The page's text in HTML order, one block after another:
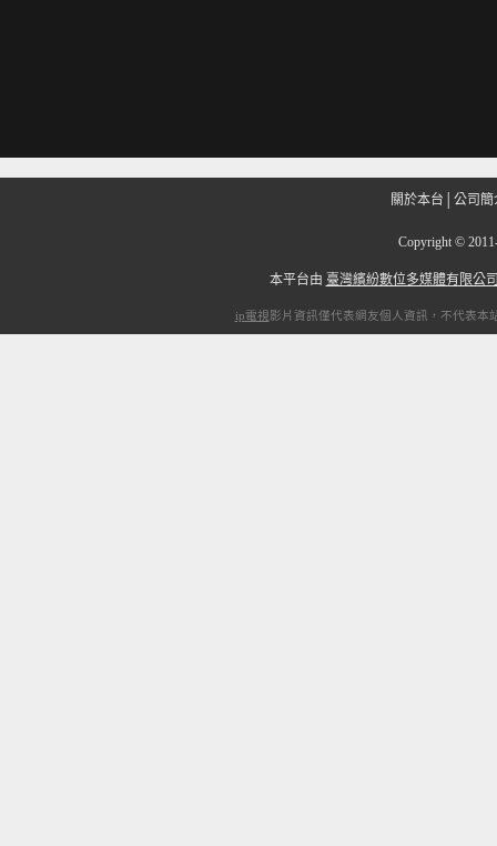
關於本台 公司簡
Copyright ©
本平台由 臺灣繽紛數位多媒體有限公
ip電視影片資訊僅代表網友個人資訊，不代表本